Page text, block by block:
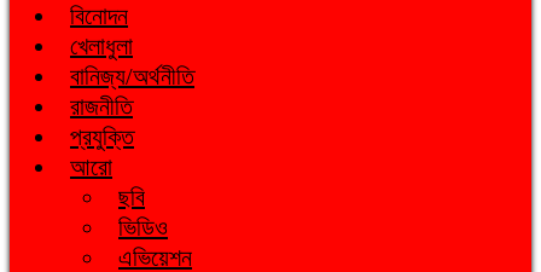
বিনোদন
খেলাধুলা
বানিজ্য/অর্থনীতি
রাজনীতি
প্রযুক্তি
আরো
ছবি
ভিডিও
এভিয়েশন